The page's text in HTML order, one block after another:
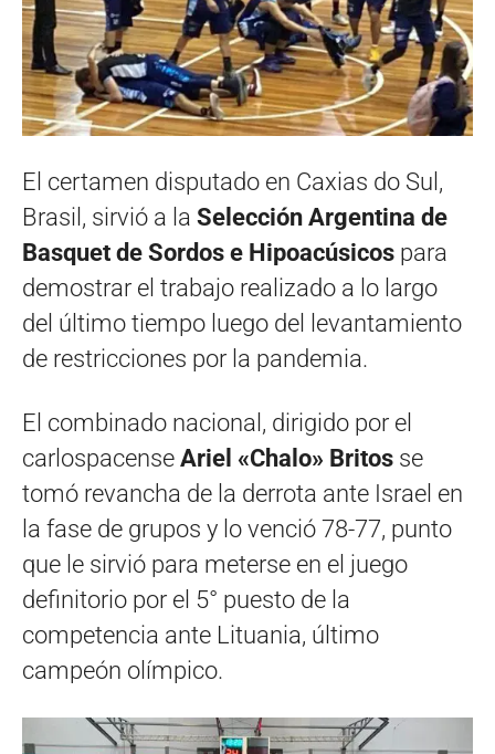
El certamen disputado en Caxias do Sul,
Brasil, sirvió a la Selección Argentina de
Basquet de Sordos e Hipoacúsicos para
demostrar el trabajo realizado a lo largo
del último tiempo luego del levantamiento
de restricciones por la pandemia.
El combinado nacional, dirigido por el
carlospacense Ariel «Chalo» Britos se
tomó revancha de la derrota ante Israel en
la fase de grupos y lo venció 78-77, punto
que le sirvió para meterse en el juego
definitorio por el 5° puesto de la
competencia ante Lituania, último
campeón olímpico.